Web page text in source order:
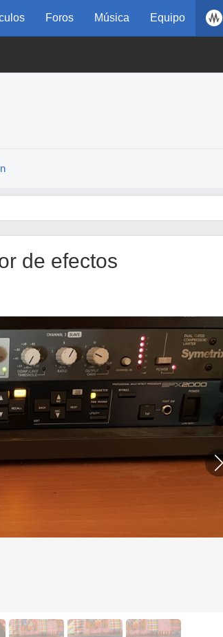
Foros Música Equipo
de efectos